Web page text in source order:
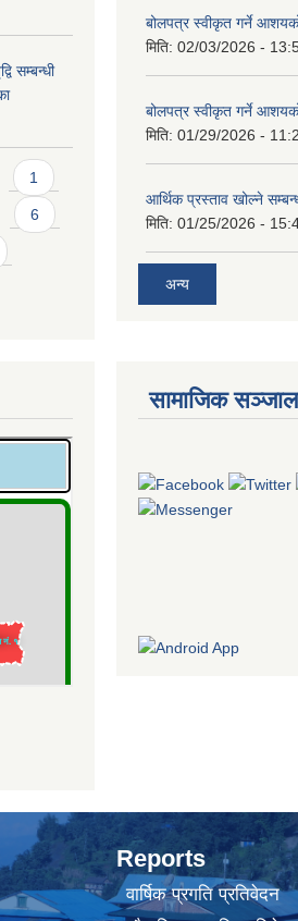
सम्बन्धी
1
6
बोलपत्र स्वीकृत गर्ने
मिति: 02/03/2026 -
बोलपत्र स्वीकृत गर्ने
मिति: 01/29/2026 -
आर्थिक प्रस्ताव खोल्ने
मिति: 01/25/2026 -
अन्य
सामाजिक
Reports
वार्षिक प्रगति प्रतिवेदन